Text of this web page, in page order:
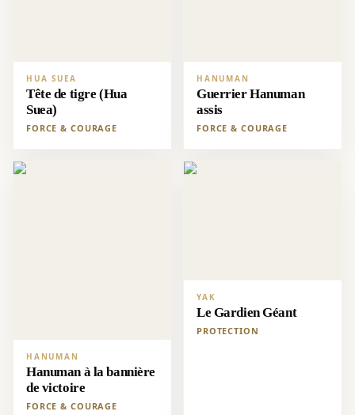
HUA SUEA
Tête de tigre (Hua
Suea)
FORCE & COURAGE
HANUMAN
Guerrier Hanuman
assis
FORCE & COURAGE
HANUMAN
Hanuman à la bannière
de victoire
FORCE & COURAGE
YAK
Le Gardien Géant
PROTECTION